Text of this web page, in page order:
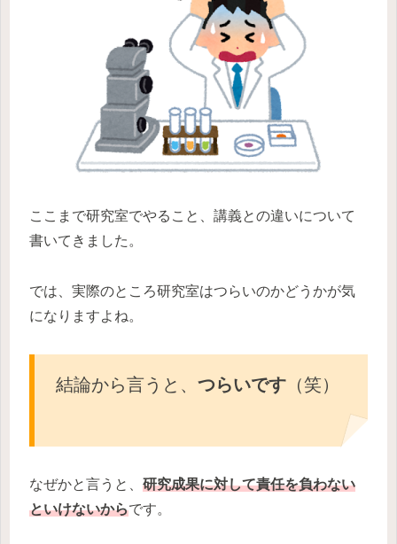
ここまで研究室でやること、講義との違いについて
書いてきました。
では、実際のところ研究室はつらいのかどうかが気
になりますよね。
結論から言うと、 つらいです （笑）
なぜかと言うと、 研究成果に対して責任を負わない
といけないからです。